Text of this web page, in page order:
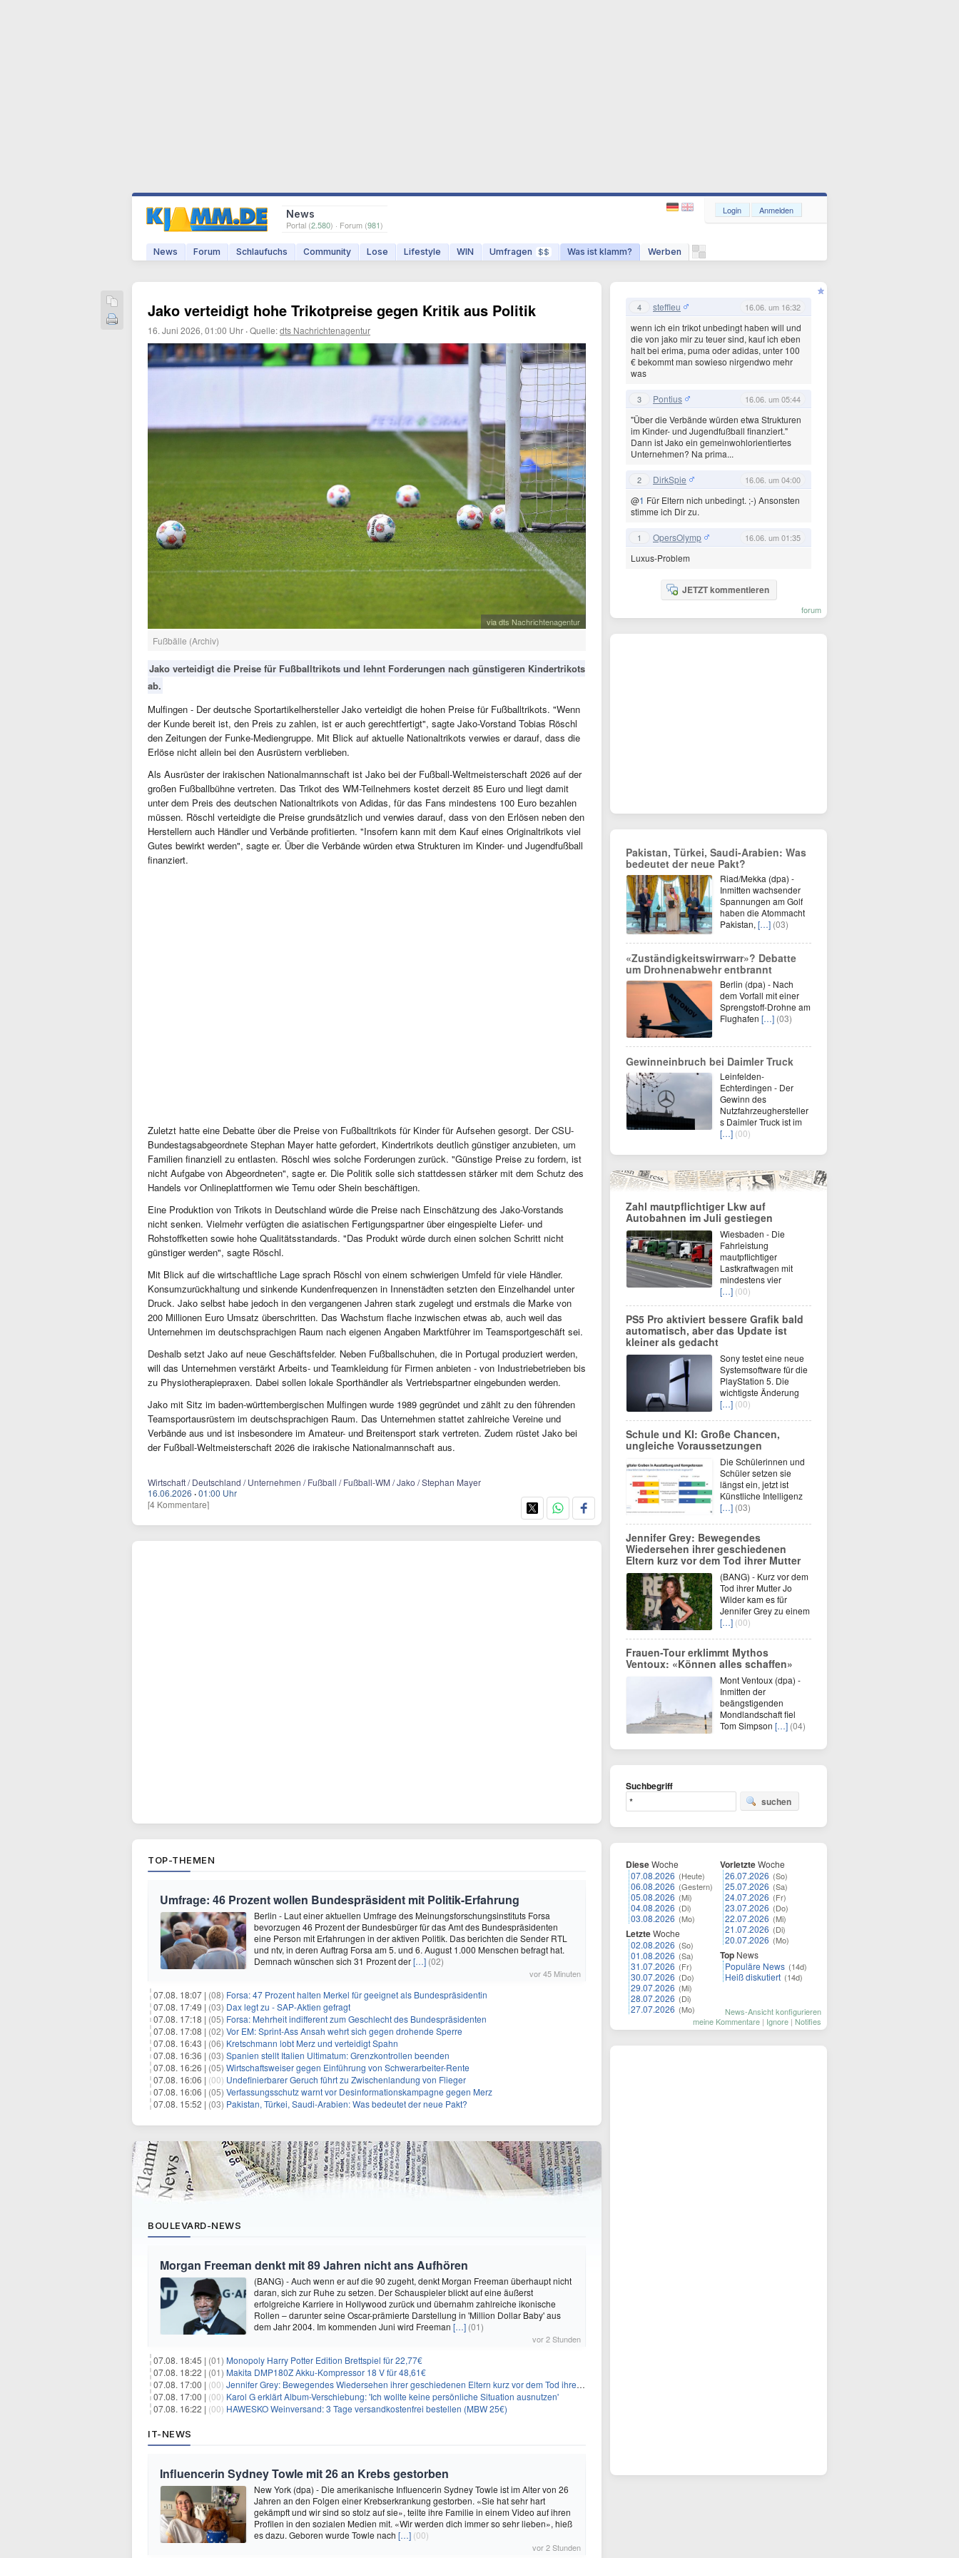
News
Portal (2.580) · Forum (981)
News Forum Schlaufuchs Community Lose Lifestyle WIN Umfragen $$ Was ist klamm? Werben
Login Anmelden
Jako verteidigt hohe Trikotpreise gegen Kritik aus Politik
16. Juni 2026, 01:00 Uhr ·Quelle:dts Nachrichtenagentur
via dts Nachrichtenagentur
Fußbälle (Archiv)
Jako verteidigt die Preise für Fußballtrikots und lehnt Forderungen nach günstigeren Kindertrikots
ab.
Mulfingen - Der deutsche Sportartikelhersteller Jako verteidigt die hohen Preise für Fußballtrikots. "Wenn
der Kunde bereit ist, den Preis zu zahlen, ist er auch gerechtfertigt", sagte Jako-Vorstand Tobias Röschl
den Zeitungen der Funke-Mediengruppe. Mit Blick auf aktuelle Nationaltrikots verwies er darauf, dass die
Erlöse nicht allein bei den Ausrüstern verblieben.
Als Ausrüster der irakischen Nationalmannschaft ist Jako bei der Fußball-Weltmeisterschaft 2026 auf der
großen Fußballbühne vertreten. Das Trikot des WM-Teilnehmers kostet derzeit 85 Euro und liegt damit
unter dem Preis des deutschen Nationaltrikots von Adidas, für das Fans mindestens 100 Euro bezahlen
müssen. Röschl verteidigte die Preise grundsätzlich und verwies darauf, dass von den Erlösen neben den
Herstellern auch Händler und Verbände profitierten. "Insofern kann mit dem Kauf eines Originaltrikots viel
Gutes bewirkt werden", sagte er. Über die Verbände würden etwa Strukturen im Kinder- und Jugendfußball
finanziert.
Zuletzt hatte eine Debatte über die Preise von Fußballtrikots für Kinder für Aufsehen gesorgt. Der CSU-
Bundestagsabgeordnete Stephan Mayer hatte gefordert, Kindertrikots deutlich günstiger anzubieten, um
Familien finanziell zu entlasten. Röschl wies solche Forderungen zurück. "Günstige Preise zu fordern, ist
nicht Aufgabe von Abgeordneten", sagte er. Die Politik solle sich stattdessen stärker mit dem Schutz des
Handels vor Onlineplattformen wie Temu oder Shein beschäftigen.
Eine Produktion von Trikots in Deutschland würde die Preise nach Einschätzung des Jako-Vorstands
nicht senken. Vielmehr verfügten die asiatischen Fertigungspartner über eingespielte Liefer- und
Rohstoffketten sowie hohe Qualitätsstandards. "Das Produkt würde durch einen solchen Schritt nicht
günstiger werden", sagte Röschl.
Mit Blick auf die wirtschaftliche Lage sprach Röschl von einem schwierigen Umfeld für viele Händler.
Konsumzurückhaltung und sinkende Kundenfrequenzen in Innenstädten setzten den Einzelhandel unter
Druck. Jako selbst habe jedoch in den vergangenen Jahren stark zugelegt und erstmals die Marke von
200 Millionen Euro Umsatz überschritten. Das Wachstum flache inzwischen etwas ab, auch weil das
Unternehmen im deutschsprachigen Raum nach eigenen Angaben Marktführer im Teamsportgeschäft sei.
Deshalb setzt Jako auf neue Geschäftsfelder. Neben Fußballschuhen, die in Portugal produziert werden,
will das Unternehmen verstärkt Arbeits- und Teamkleidung für Firmen anbieten - von Industriebetrieben bis
zu Physiotherapiepraxen. Dabei sollen lokale Sporthändler als Vertriebspartner eingebunden werden.
Jako mit Sitz im baden-württembergischen Mulfingen wurde 1989 gegründet und zählt zu den führenden
Teamsportausrüstern im deutschsprachigen Raum. Das Unternehmen stattet zahlreiche Vereine und
Verbände aus und ist insbesondere im Amateur- und Breitensport stark vertreten. Zudem rüstet Jako bei
der Fußball-Weltmeisterschaft 2026 die irakische Nationalmannschaft aus.
Wirtschaft / Deutschland / Unternehmen / Fußball / Fußball-WM / Jako / Stephan Mayer
16.06.2026 ·01:00 Uhr
[4 Kommentare]
TOP-THEMEN
Umfrage: 46 Prozent wollen Bundespräsident mit Politik-Erfahrung
Berlin - Laut einer aktuellen Umfrage des Meinungsforschungsinstituts Forsa
bevorzugen 46 Prozent der Bundesbürger für das Amt des Bundespräsidenten
eine Person mit Erfahrungen in der aktiven Politik. Das berichten die Sender RTL
und ntv, in deren Auftrag Forsa am 5. und 6. August 1.000 Menschen befragt hat.
Demnach wünschen sich 31 Prozent der[…] (02)
vor 45 Minuten
07.08. 18:07 | (08) Forsa: 47 Prozent halten Merkel für geeignet als Bundespräsidentin
07.08. 17:49 | (03) Dax legt zu - SAP-Aktien gefragt
07.08. 17:18 | (05) Forsa: Mehrheit indifferent zum Geschlecht des Bundespräsidenten
07.08. 17:08 | (02) Vor EM: Sprint-Ass Ansah wehrt sich gegen drohende Sperre
07.08. 16:43 | (06) Kretschmann lobt Merz und verteidigt Spahn
07.08. 16:36 | (03) Spanien stellt Italien Ultimatum: Grenzkontrollen beenden
07.08. 16:26 | (05) Wirtschaftsweiser gegen Einführung von Schwerarbeiter-Rente
07.08. 16:06 | (00) Undefinierbarer Geruch führt zu Zwischenlandung von Flieger
07.08. 16:06 | (05) Verfassungsschutz warnt vor Desinformationskampagne gegen Merz
07.08. 15:52 | (03) Pakistan, Türkei, Saudi-Arabien: Was bedeutet der neue Pakt?
BOULEVARD-NEWS
Morgan Freeman denkt mit 89 Jahren nicht ans Aufhören
(BANG) - Auch wenn er auf die 90 zugeht, denkt Morgan Freeman überhaupt nicht
daran, sich zur Ruhe zu setzen. Der Schauspieler blickt auf eine äußerst
erfolgreiche Karriere in Hollywood zurück und übernahm zahlreiche ikonische
Rollen – darunter seine Oscar-prämierte Darstellung in 'Million Dollar Baby' aus
dem Jahr 2004. Im kommenden Juni wird Freeman […] (01)
vor 2 Stunden
07.08. 18:45 | (01) Monopoly Harry Potter Edition Brettspiel für 22,77€
07.08. 18:22 | (01) Makita DMP180Z Akku-Kompressor 18 V für 48,61€
07.08. 17:00 | (00) Jennifer Grey: Bewegendes Wiedersehen ihrer geschiedenen Eltern kurz vor dem Tod ihrer Mutter
07.08. 17:00 | (00) Karol G erklärt Album-Verschiebung: 'Ich wollte keine persönliche Situation ausnutzen'
07.08. 16:22 | (00) HAWESKO Weinversand: 3 Tage versandkostenfrei bestellen (MBW 25€)
IT-NEWS
Influencerin Sydney Towle mit 26 an Krebs gestorben
New York (dpa) - Die amerikanische Influencerin Sydney Towle ist im Alter von 26
Jahren an den Folgen einer Krebserkrankung gestorben. «Sie hat sehr hart
gekämpft und wir sind so stolz auf sie», teilte ihre Familie in einem Video auf ihren
Profilen in den sozialen Medien mit. «Wir werden dich immer so sehr lieben», hieß
es dazu. Geboren wurde Towle nach […] (00)
vor 2 Stunden
4 steffleu 16.06. um 16:32
wenn ich ein trikot unbedingt haben will und
die von jako mir zu teuer sind, kauf ich eben
halt bei erima, puma oder adidas, unter 100
€ bekommt man sowieso nirgendwo mehr
was
3 Pontius 16.06. um 05:44
"Über die Verbände würden etwa Strukturen
im Kinder- und Jugendfußball finanziert."
Dann ist Jako ein gemeinwohlorientiertes
Unternehmen? Na prima...
2 DirkSpie 16.06. um 04:00
@1 Für Eltern nich unbedingt. ;-) Ansonsten
stimme ich Dir zu.
1 OpersOlymp 16.06. um 01:35
Luxus-Problem
JETZT kommentieren
forum
Pakistan, Türkei, Saudi-Arabien: Was
bedeutet der neue Pakt?
Riad/Mekka (dpa) -
Inmitten wachsender
Spannungen am Golf
haben die Atommacht
Pakistan, […] (03)
«Zuständigkeitswirrwarr»? Debatte
um Drohnenabwehr entbrannt
Berlin (dpa) - Nach
dem Vorfall mit einer
Sprengstoff-Drohne am
Flughafen […] (03)
Gewinneinbruch bei Daimler Truck
Leinfelden-
Echterdingen - Der
Gewinn des
Nutzfahrzeughersteller
s Daimler Truck ist im
[…] (00)
Zahl mautpflichtiger Lkw auf
Autobahnen im Juli gestiegen
Wiesbaden - Die
Fahrleistung
mautpflichtiger
Lastkraftwagen mit
mindestens vier
[…] (00)
PS5 Pro aktiviert bessere Grafik bald
automatisch, aber das Update ist
kleiner als gedacht
Sony testet eine neue
Systemsoftware für die
PlayStation 5. Die
wichtigste Änderung
[…] (00)
Schule und KI: Große Chancen,
ungleiche Voraussetzungen
Die Schülerinnen und
Schüler setzen sie
längst ein, jetzt ist
Künstliche Intelligenz
[…] (03)
Jennifer Grey: Bewegendes
Wiedersehen ihrer geschiedenen
Eltern kurz vor dem Tod ihrer Mutter
(BANG) - Kurz vor dem
Tod ihrer Mutter Jo
Wilder kam es für
Jennifer Grey zu einem
[…] (00)
Frauen-Tour erklimmt Mythos
Ventoux: «Können alles schaffen»
Mont Ventoux (dpa) -
Inmitten der
beängstigenden
Mondlandschaft fiel
Tom Simpson […] (04)
Suchbegriff
suchen
DieseWoche
07.08.2026 (Heute)
06.08.2026 (Gestern)
05.08.2026 (Mi)
04.08.2026 (Di)
03.08.2026 (Mo)
LetzteWoche
02.08.2026 (So)
01.08.2026 (Sa)
31.07.2026 (Fr)
30.07.2026 (Do)
29.07.2026 (Mi)
28.07.2026 (Di)
27.07.2026 (Mo)
VorletzteWoche
26.07.2026 (So)
25.07.2026 (Sa)
24.07.2026 (Fr)
23.07.2026 (Do)
22.07.2026 (Mi)
21.07.2026 (Di)
20.07.2026 (Mo)
Top News
Populäre News (14d)
Heiß diskutiert (14d)
News-Ansicht konfigurieren
meine Kommentare | Ignore | Notifies